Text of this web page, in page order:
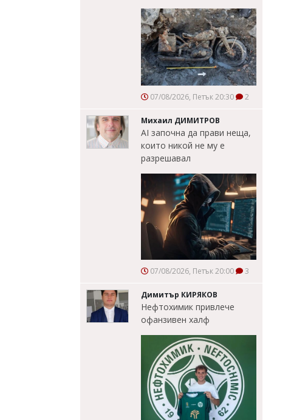
07/08/2026, Петък 20:30 2
Михаил ДИМИТРОВ
AI започна да прави неща,
които никой не му е
разрешавал
07/08/2026, Петък 20:00 3
Димитър КИРЯКОВ
Нефтохимик привлече
офанзивен халф